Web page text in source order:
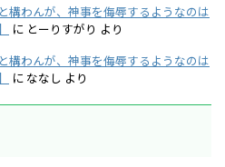
構わんが、神事を侮辱するようなのは
に とーりすがり より
構わんが、神事を侮辱するようなのは
に ななし より